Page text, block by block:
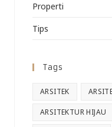
Properti
Tips
Tags
ARSITEK
ARSITEKTUR HIJAU